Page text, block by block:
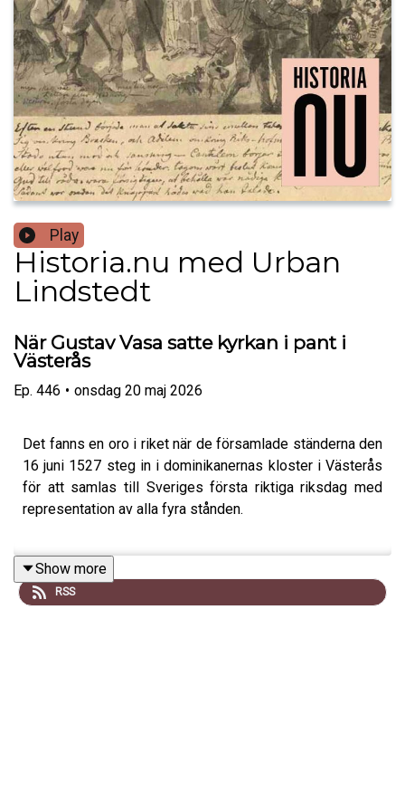
Play
Historia.nu med Urban
Lindstedt
När Gustav Vasa satte kyrkan i pant i
Västerås
Ep. 446 • onsdag 20 maj 2026
Det fanns en oro i riket när de församlade ständerna den
16 juni 1527 steg in i dominikanernas kloster i Västerås
för att samlas till Sveriges första riktiga riksdag med
representation av alla fyra stånden.
Gustav Vasa var pressad av upprorsrykten från Dalarna
och stora skulder till Lübeck, men han hade en lösning –
Show more
RSS